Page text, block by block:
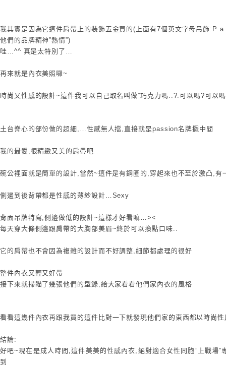
我其實是因為它這件肩帶上的裝飾五金買的(上面有7個英文字母吊飾:P
他們的品牌精神”熱情”)
哇…^^ 真是太特別了…
再來就是內衣美照囉~
時尚又性感的設計~這件我可以自己取名叫做”巧克力嗎..?.可以嗎?可以
土台脊心的部份做的超細,…性感無人擋,直接就是passion名牌擺中間
我的最愛,很精緻又美的肩帶吧..
碗公裡面就是簡單的設計,當然~這件是有鋼圈的,穿起來也不至於激凸,有
側邊到後背帶都是性感的薄紗設計…Sexy
背面吊牌特寫,側邊做低的設計~這樣才好看嘛…><
每天穿大條側邊跟肩帶的大胸部美眉~終於可以換點口味..
它的肩帶也不會因為複雜的設計而不好調整,細節都處理的很好
整件內衣又輕又好帶
接下來就掃瞄了幾張他們的型錄,給大家看看他們家內衣的風格
看看這幾件內衣再跟我買的這件比對一下就發現他們家的東西都以時尚
結論:
好吧~現在是成人時間,這件美美的性感內衣,絕對適合女性同胞”上戰場
到